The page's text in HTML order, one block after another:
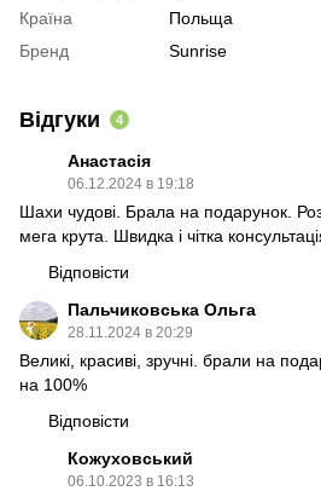
Країна
Польща
Бренд
Sunrise
Відгуки 4
Анастасія
06.12.2024 в 19:18
Шахи чудові. Брала на подарунок.
мега крута. Швидка і чітка
Відповісти
Пальчиковська Ольга
28.11.2024 в 20:29
Великі, красиві, зручні. брали на
на 100%
Відповісти
Кожуховський
06.10.2023 в 16:13